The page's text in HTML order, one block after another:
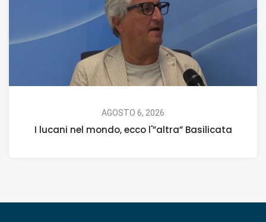
AGOSTO 6, 2026
I lucani nel mondo, ecco l'”altra” Basilicata